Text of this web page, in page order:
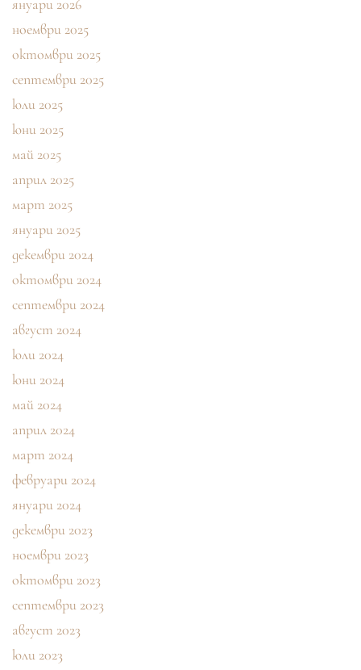
януари 2026
ноември 2025
октомври 2025
септември 2025
юли 2025
юни 2025
май 2025
април 2025
март 2025
януари 2025
декември 2024
октомври 2024
септември 2024
август 2024
юли 2024
юни 2024
май 2024
април 2024
март 2024
февруари 2024
януари 2024
декември 2023
ноември 2023
октомври 2023
септември 2023
август 2023
юли 2023